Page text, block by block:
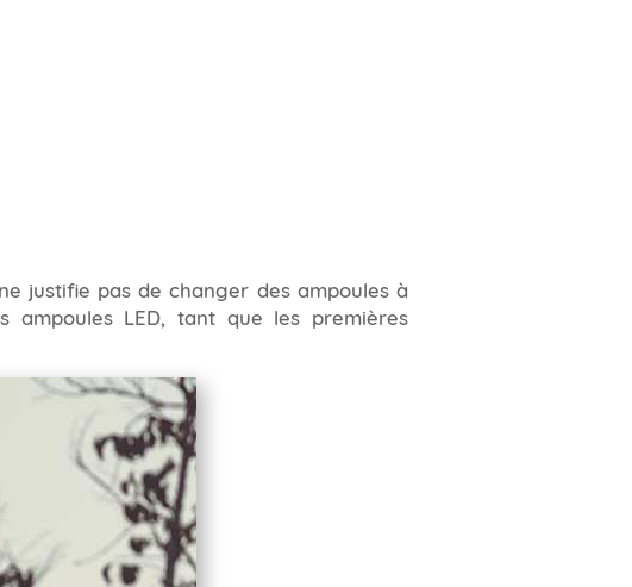
justifie pas de changer des ampoules à
ampoules LED, tant que les premières